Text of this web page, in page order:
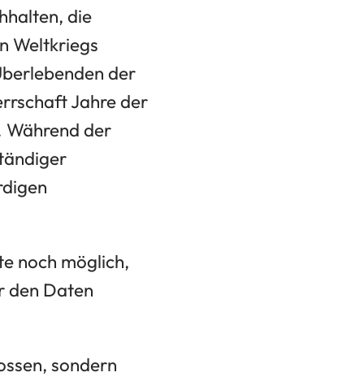
die
Weltkriegs
der
Jahre der
Während der
noch möglich,
den Daten
sondern